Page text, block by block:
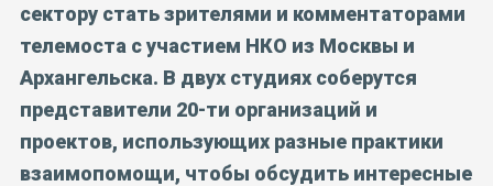
сектору стать зрителями и комментаторами
телемоста с участием НКО из Москвы и
Архангельска. В двух студиях соберутся
представители 20-ти организаций и
проектов, использующих разные практики
взаимопомощи, чтобы обсудить интересные